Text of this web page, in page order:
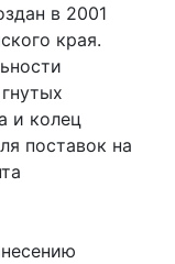
в 2001
края.
и колец
поставок на